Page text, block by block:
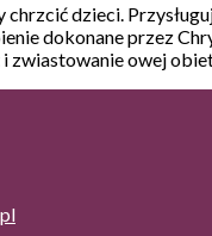
chrzcić dzieci.
dokonane przez
i zwiastowanie owej